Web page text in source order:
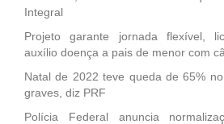
Integral
Projeto garante jornada flexível,
auxílio doença a pais de menor com
Natal de 2022 teve queda de 65%
graves, diz PRF
Polícia Federal anuncia